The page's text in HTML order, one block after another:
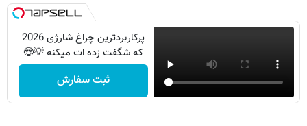
پرکاربردترین چراغ شارژی 2026
که شگفت زده ات میکنه 💡😍
ثبت سفارش